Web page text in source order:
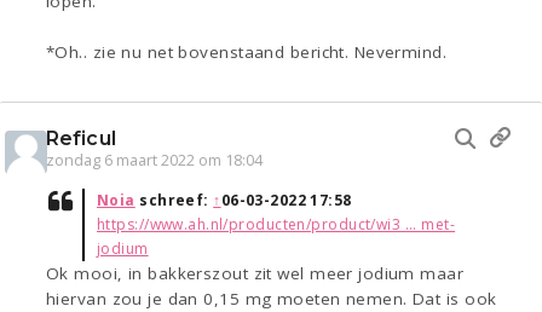
*Oh.. zie nu net bovenstaand bericht. Nevermind.
Reficul
zondag 6 maart 2022 om 18:04
Noia schreef: ↑06-03-2022 17:58
https://www.ah.nl/producten/product/wi3 ... met-
jodium
Ok mooi, in bakkerszout zit wel meer jodium maar
hiervan zou je dan 0,15 mg moeten nemen. Dat is ook